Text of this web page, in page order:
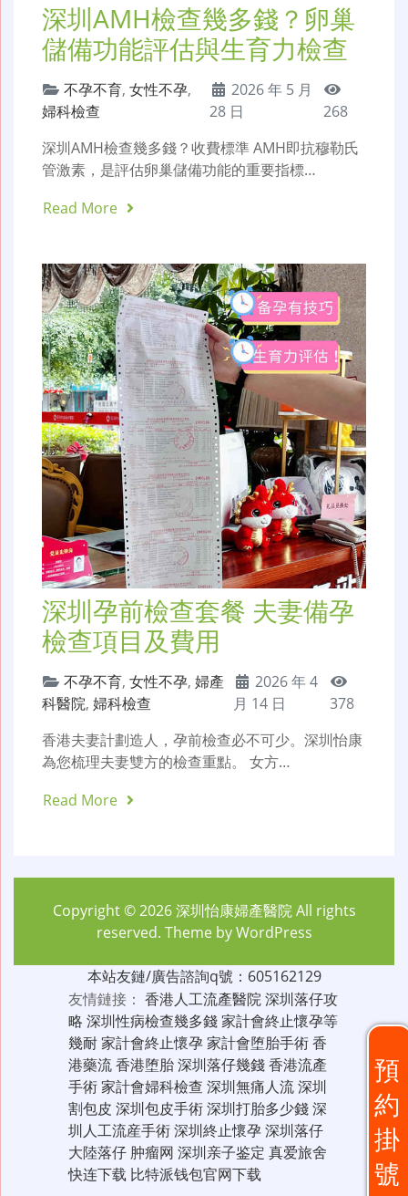
深圳AMH檢查幾多錢？卵巢
儲備功能評估與生育力檢查
不孕不育, 女性不孕,
婦科檢查
2026 年 5 月
28 日
268
深圳AMH檢查幾多錢？收費標準 AMH即抗穆勒氏
管激素，是評估卵巢儲備功能的重要指標…
Read More
深圳孕前檢查套餐 夫妻備孕
檢查項目及費用
不孕不育, 女性不孕, 婦產
科醫院, 婦科檢查
2026 年 4
月 14 日
378
香港夫妻計劃造人，孕前檢查必不可少。深圳怡康
為您梳理夫妻雙方的檢查重點。 女方…
Read More
預
約
掛
號
Copyright © 2026深圳怡康婦產醫院All rights
reserved. Theme byWordPress
本站友鏈/廣告諮詢q號：605162129
友情鏈接： 香港人工流產醫院深圳落仔攻
略 深圳性病檢查幾多錢家計會終止懷孕等
幾耐家計會終止懷孕家計會堕胎手術香
港藥流香港堕胎深圳落仔幾錢香港流產
手術家計會婦科檢查 深圳無痛人流深圳
割包皮 深圳包皮手術深圳打胎多少錢深
圳人工流産手術深圳終止懷孕深圳落仔
大陸落仔 肿瘤网 深圳亲子鉴定 真爱旅舍
快连下载 比特派钱包官网下载